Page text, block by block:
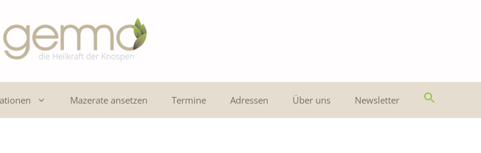
Mazerate ansetzen Termine Adressen Über uns Newsletter